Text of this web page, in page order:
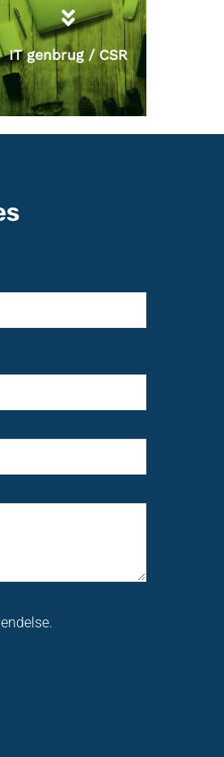
IT genbrug / CSR